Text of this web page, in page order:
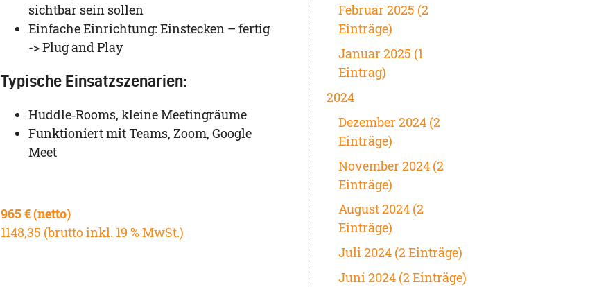
sichtbar sein sollen
Einfache Einrichtung: Einstecken – fertig
-> Plug and Play
Typische Einsatzszenarien:
Huddle‑Rooms, kleine Meetingräume
Funktioniert mit Teams, Zoom, Google
Meet
965 € (netto)
1148,35 (brutto inkl. 19 % MwSt.)
Februar 2025 (2
Einträge)
Januar 2025 (1
Eintrag)
2024
Dezember 2024 (2
Einträge)
November 2024 (2
Einträge)
August 2024 (2
Einträge)
Juli 2024 (2 Einträge)
Juni 2024 (2 Einträge)